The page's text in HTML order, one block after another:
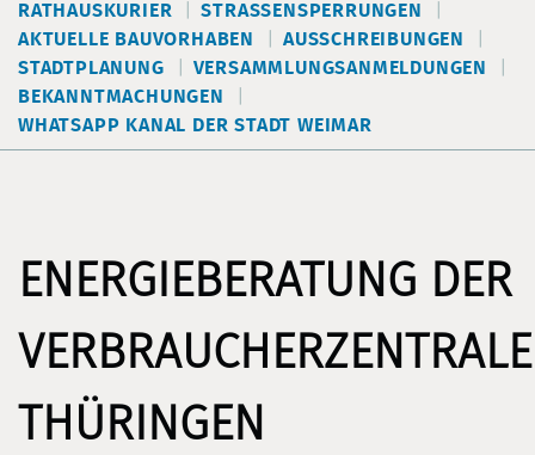
RATHAUSKURIER
STRASSENSPERRUNGEN
AKTUELLE BAUVORHABEN
AUSSCHREIBUNGEN
STADTPLANUNG
VERSAMMLUNGSANMELDUNGEN
BEKANNTMACHUNGEN
WHATSAPP KANAL DER STADT WEIMAR
ENERGIEBERATUNG DER
VERBRAUCHERZENTRALE
THÜRINGEN